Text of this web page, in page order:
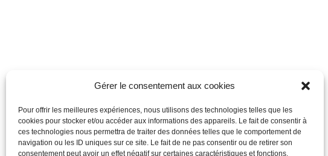
Gérer le consentement aux cookies
Pour offrir les meilleures expériences, nous utilisons des technologies telles que les
cookies pour stocker et/ou accéder aux informations des appareils. Le fait de consentir à
ces technologies nous permettra de traiter des données telles que le comportement de
navigation ou les ID uniques sur ce site. Le fait de ne pas consentir ou de retirer son
consentement peut avoir un effet négatif sur certaines caractéristiques et fonctions.